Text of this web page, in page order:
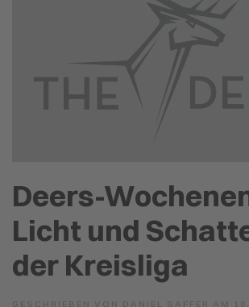
Deers-
Licht und
der Kreisliga